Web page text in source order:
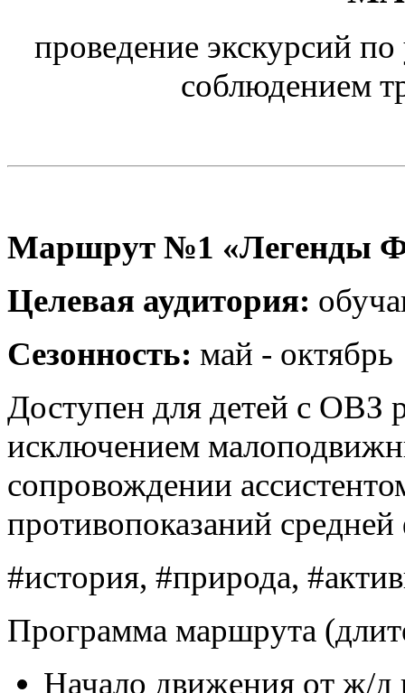
проведение экскурсий
соблюдением
Маршрут №1 «Легенды
Целевая аудитория:
Сезонность: май - октябрь
Доступен для детей с ОВЗ
исключением
сопровождении
противопоказаний
#история, #природа,
Программа маршрута
Начало движения от ж/д